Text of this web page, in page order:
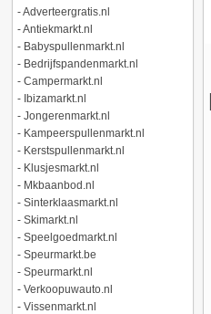
-Adverteergratis.nl
-Antiekmarkt.nl
- Babyspullenmarkt.nl
- Bedrijfspandenmarkt.nl
- Campermarkt.nl
- Ibizamarkt.nl
- Jongerenmarkt.nl
- Kampeerspullenmarkt.nl
- Kerstspullenmarkt.nl
- Klusjesmarkt.nl
- Mkbaanbod.nl
- Sinterklaasmarkt.nl
- Skimarkt.nl
- Speelgoedmarkt.nl
- Speurmarkt.be
- Speurmarkt.nl
- Verkoopuwauto.nl
- Vissenmarkt.nl